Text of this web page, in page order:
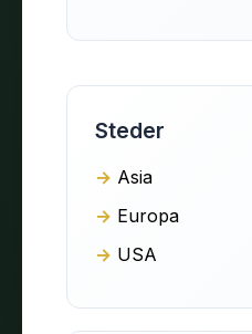
Steder
Asia
Europa
USA